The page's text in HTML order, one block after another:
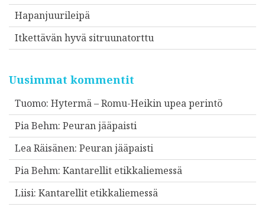
Hapanjuurileipä
Itkettävän hyvä sitruunatorttu
Uusimmat kommentit
Tuomo: Hytermä – Romu-Heikin upea perintö
Pia Behm: Peuran jääpaisti
Lea Räisänen: Peuran jääpaisti
Pia Behm: Kantarellit etikkaliemessä
Liisi: Kantarellit etikkaliemessä